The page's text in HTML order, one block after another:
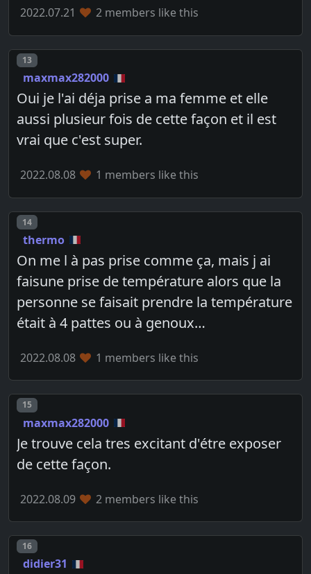
2022.07.21 2 members like this
Post number
13
maxmax282000
Oui je l'ai déja prise a ma femme et elle
aussi plusieur fois de cette façon et il est
vrai que c'est super.
2022.08.08 1 members like this
Post number
14
thermo
On me l à pas prise comme ça, mais j ai
faisune prise de température alors que la
personne se faisait prendre la température
était à 4 pattes ou à genoux…
2022.08.08 1 members like this
Post number
15
maxmax282000
Je trouve cela tres excitant d'étre exposer
de cette façon.
2022.08.09 2 members like this
Post number
16
didier31